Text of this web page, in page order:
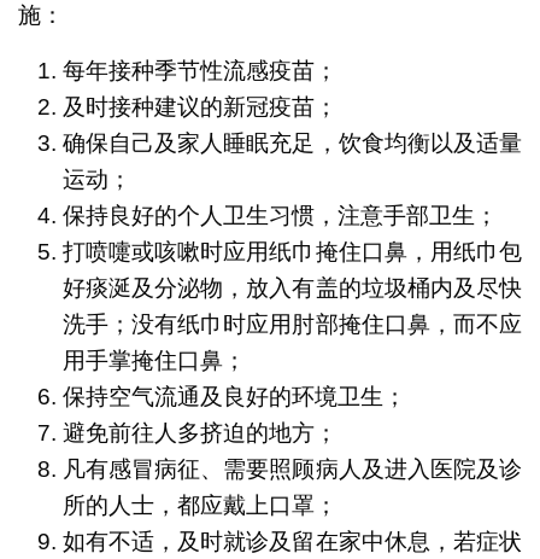
施：
每年接种季节性流感疫苗；
及时接种建议的新冠疫苗；
确保自己及家人睡眠充足，饮食均衡以及适量
运动；
保持良好的个人卫生习惯，注意手部卫生；
打喷嚏或咳嗽时应用纸巾掩住口鼻，用纸巾包
好痰涎及分泌物，放入有盖的垃圾桶内及尽快
洗手；没有纸巾时应用肘部掩住口鼻，而不应
用手掌掩住口鼻；
保持空气流通及良好的环境卫生；
避免前往人多挤迫的地方；
凡有感冒病征、需要照顾病人及进入医院及诊
所的人士，都应戴上口罩；
如有不适，及时就诊及留在家中休息，若症状